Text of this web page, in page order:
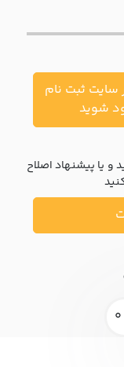
سایت ثبت نام
شوید
یا پیشنهاد اصلاح
0